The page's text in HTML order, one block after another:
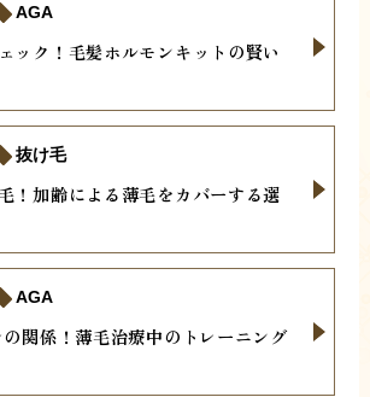
ック！毛髪ホルモンキットの賢い
AGA
！加齢による薄毛をカバーする選
抜け毛
関係！薄毛治療中のトレーニング
AGA